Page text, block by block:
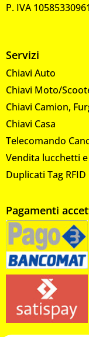
P. IVA 10585330961
Servizi
Chiavi Auto
Chiavi Moto/
Chiavi Camion,
Chiavi Casa
Telecomando
Vendita lucchetti
Duplicati Tag RFID
Pagamenti